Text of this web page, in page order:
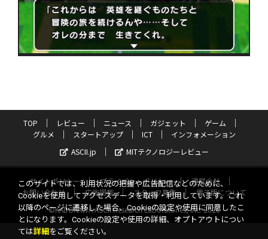
TOP レビュー ニュース ガジェット
ゲーム
グルメ
スタートアップ ICT
インフォメーション
ASCII.jp
MITテクノロジーレビュー
サイトポリシー プライバシーポリシー
運営会社
お問い合わせ
広告掲載 スタッフ募集
電子版について
©KADOKAWA ASCII Research Laboratories, Inc. 2026
このサイトでは、利用状況の把握や広告配信などのために、
Cookieを使用してアクセスデータを取得・利用しています。これ
以降のページに遷移した場合、Cookieの設定や使用に同意したこ
とになります。Cookieの設定や使用の詳細、オプトアウトについ
ては詳細 をご覧ください。